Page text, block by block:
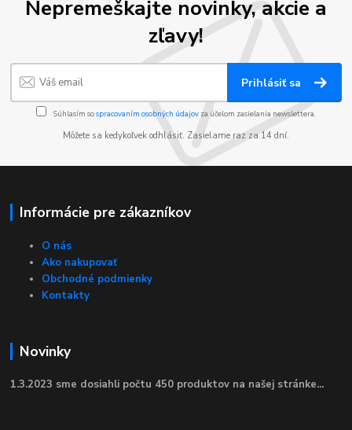
Nepremeškajte novinky, akcie a
zľavy!
Prihlásiť sa
Súhlasím sospracovaním osobných údajov za účelom zasielania newslettera.
Môžete sa kedykoľvek odhlásiť. Zasielame raz za 14 dní.
Informácie pre zákazníkov
O nás
Ako nakupovať
Obchodné podmienky
Kontakty
Novinky
1.3.2023 sme dosiahli počtu 450 produktov na našej stránke...